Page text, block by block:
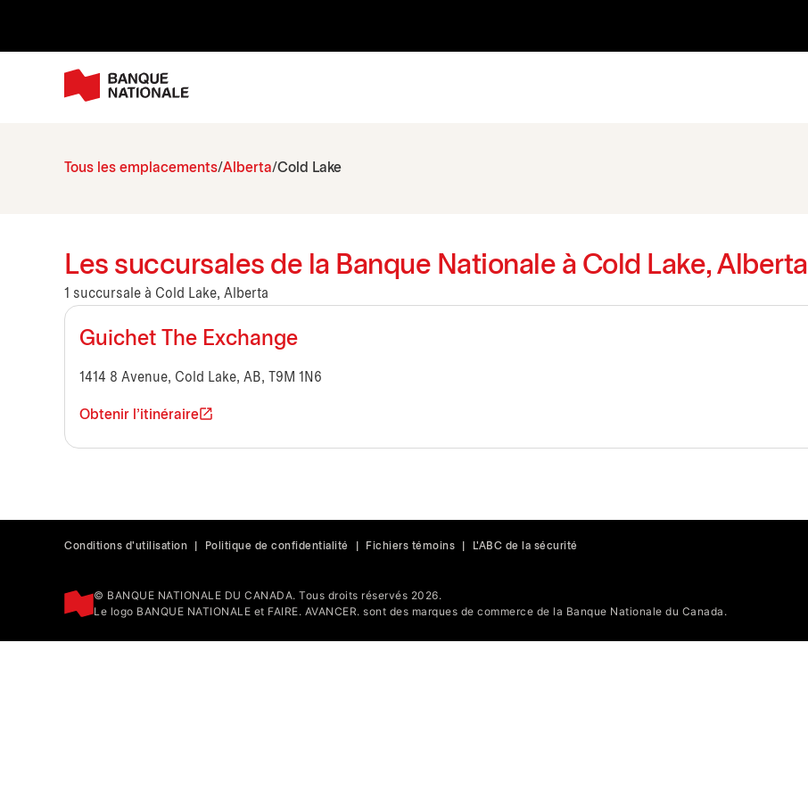
Tous les emplacements Alberta Cold Lake
Les succursales de la Banque Nationale à Cold Lake, Alberta
1 succursale à Cold Lake, Alberta
Guichet The Exchange
1414 8 Avenue, Cold Lake, AB, T9M 1N6
Obtenir l'itinéraire
Conditions d'utilisation Politique de confidentialité Fichiers témoins L'ABC de la sécurité
© BANQUE NATIONALE DU CANADA. Tous droits réservés 2026.
Le logo BANQUE NATIONALE et FAIRE. AVANCER. sont des marques de commerce de la Banque Nationale du Canada.